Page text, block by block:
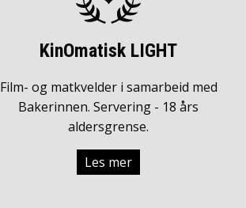
KinOmatisk LIGHT
Film- og matkvelder i samarbeid med
Bakerinnen. Servering - 18 års
aldersgrense.
Les mer